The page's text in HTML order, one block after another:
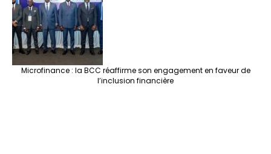
Microfinance : la BCC réaffirme son engagement en faveur de
l’inclusion financière